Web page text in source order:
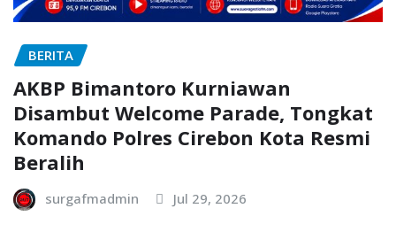
BERITA
AKBP Bimantoro Kurniawan
Disambut Welcome Parade, Tongkat
Komando Polres Cirebon Kota Resmi
Beralih
surgafmadmin Jul 29, 2026